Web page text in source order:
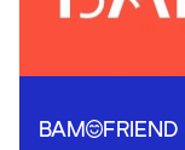
BAM
FRIEND